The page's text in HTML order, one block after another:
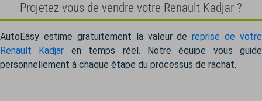
Projetez-vous de vendre votre Renault Kadjar ?
AutoEasy estime gratuitement la valeur dereprise de votre
Renault Kadjar en temps réel. Notre équipe vous guide
personnellement à chaque étape du processus de rachat.